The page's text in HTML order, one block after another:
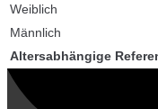
Altersabhängige
Weiblich
Männlich